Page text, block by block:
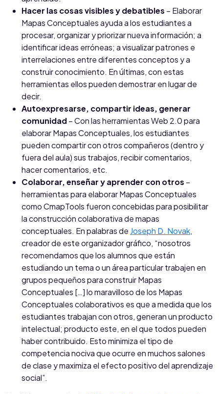
Hacer las cosas visibles y debatibles – Elaborar
Mapas Conceptuales ayuda a los estudiantes a
procesar, organizar y priorizar nueva información; a
identificar ideas erróneas; a visualizar patrones e
interrelaciones entre diferentes conceptos y a
construir conocimiento. En últimas, con estas
herramientas ellos pueden demostrar en lugar de
decir.
Autoexpresarse, compartir ideas, generar
comunidad– Con las herramientas Web 2.0 para
elaborar Mapas Conceptuales, los estudiantes
pueden compartir con otros compañeros (dentro y
fuera del aula) sus trabajos, recibir comentarios,
hacer comentarios, etc.
Colaborar, enseñar y aprender con otros –
herramientas para elaborar Mapas Conceptuales
como CmapTools fueron concebidas para posibilitar
la construcción colaborativa de mapas
conceptuales. En palabras de Joseph D. Novak,
creador de este organizador gráfico, “nosotros
recomendamos que los alumnos que están
estudiando un tema o un área particular trabajen en
grupos pequeños para construir Mapas
Conceptuales […] lo maravilloso de los Mapas
Conceptuales colaborativos es que a medida que los
estudiantes trabajan con otros, generan un producto
intelectual; producto este, en el que todos pueden
haber contribuido. Esto minimiza el tipo de
competencia nociva que ocurre en muchos salones
de clase y maximiza el efecto positivo del aprendizaje
social”.